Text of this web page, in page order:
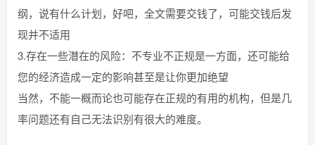
纲，说有什么计划，好吧，全文需要交钱了，可能交钱后发
现并不适用
3.存在一些潜在的风险：不专业不正规是一方面，还可能给
您的经济造成一定的影响甚至是让你更加绝望
当然，不能一概而论也可能存在正规的有用的机构，但是几
率问题还有自己无法识别有很大的难度。